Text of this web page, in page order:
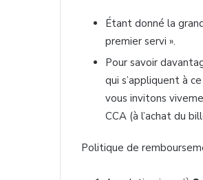
Étant donné la
premier servi ».
Pour savoir
qui s’appliquent à
vous invitons
CCA (à l’achat du
Politique de